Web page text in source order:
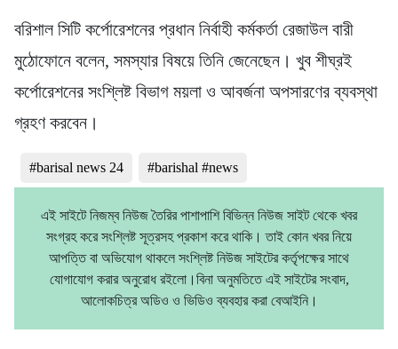
বরিশাল সিটি কর্পোরেশনের প্রধান নির্বাহী কর্মকর্তা রেজাউল বারী
মুঠোফোনে বলেন, সমস্যার বিষয়ে তিনি জেনেছেন। খুব শীঘ্রই
কর্পোরেশনের সংশ্লিষ্ট বিভাগ ময়লা ও আবর্জনা অপসারণের ব্যবস্থা
গ্রহণ করবেন।
#barisal news 24 #barishal #news
এই সাইটে নিজম্ব নিউজ তৈরির পাশাপাশি বিভিন্ন নিউজ সাইট থেকে খবর
সংগ্রহ করে সংশ্লিষ্ট সূত্রসহ প্রকাশ করে থাকি। তাই কোন খবর নিয়ে
আপত্তি বা অভিযোগ থাকলে সংশ্লিষ্ট নিউজ সাইটের কর্তৃপক্ষের সাথে
যোগাযোগ করার অনুরোধ রইলো।বিনা অনুমতিতে এই সাইটের সংবাদ,
আলোকচিত্র অডিও ও ভিডিও ব্যবহার করা বেআইনি।